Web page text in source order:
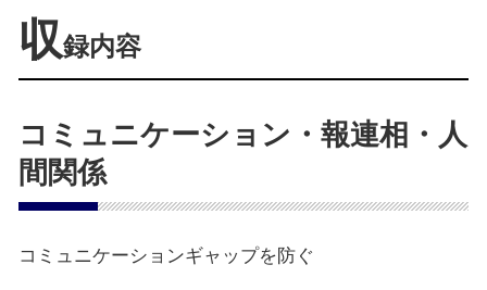
収録内容
コミュニケーション・報連相・人
間関係
コミュニケーションギャップを防ぐ